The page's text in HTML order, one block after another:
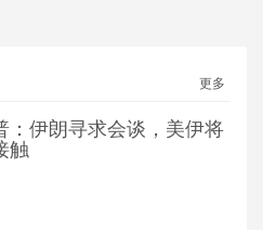
更多
：伊朗寻求会谈，美伊将
触